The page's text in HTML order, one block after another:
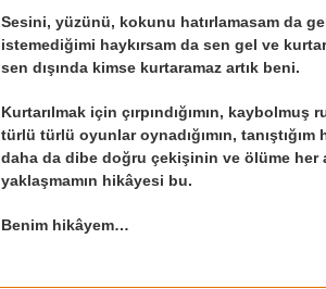
Sesini, yüzünü, kokunu hatırlamasam da
istemediğimi haykırsam da sen gel ve
sen dışında kimse kurtaramaz artık beni.
Kurtarılmak için çırpındığımın,
türlü türlü oyunlar oynadığımın,
daha da dibe doğru çekişinin ve ölüme her
yaklaşmamın hikâyesi bu.
Benim hikâyem…